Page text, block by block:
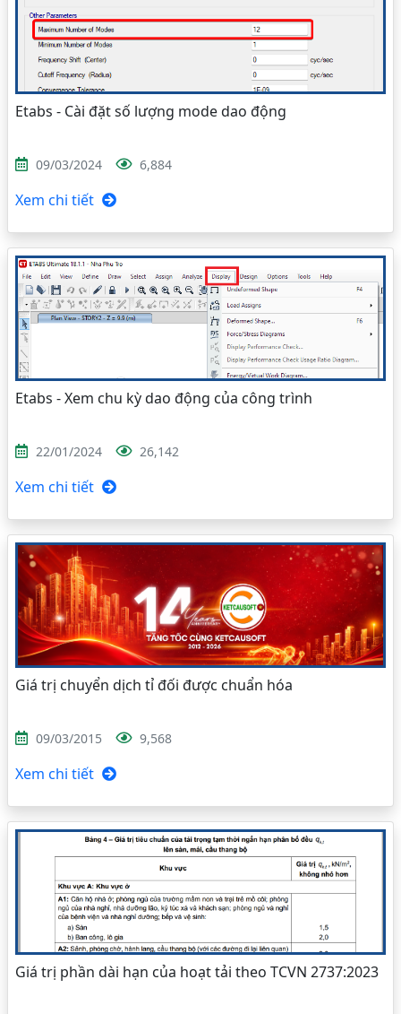
Etabs - Cài đặt số lượng mode dao động
09/03/2024 6,884
Xem chi tiết
Etabs - Xem chu kỳ dao động của công trình
22/01/2024 26,142
Xem chi tiết
Giá trị chuyển dịch tỉ đối được chuẩn hóa
09/03/2015 9,568
Xem chi tiết
Giá trị phần dài hạn của hoạt tải theo TCVN 2737:2023